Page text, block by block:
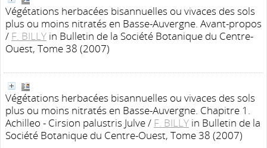
Végétations herbacées bisannuelles ou vivaces des sols
plus ou moins nitratés en Basse-Auvergne. Avant-propos
/ F. BILLY in Bulletin de la Société Botanique du Centre-
Ouest, Tome 38 (2007)
Végétations herbacées bisannuelles ou vivaces des sols
plus ou moins nitratés en Basse-Auvergne. Chapitre 1.
Achilleo - Cirsion palustris Julve/ F. BILLY in Bulletin de la
Société Botanique du Centre-Ouest, Tome 38 (2007)